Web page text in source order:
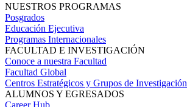
NUESTROS PROGRAMAS
Posgrados
Educación Ejecutiva
Programas Internacionales
FACULTAD E INVESTIGACIÓN
Conoce a nuestra Facultad
Facultad Global
Centros Estratégicos y Grupos de Investigación
ALUMNOS Y EGRESADOS
Career Hub